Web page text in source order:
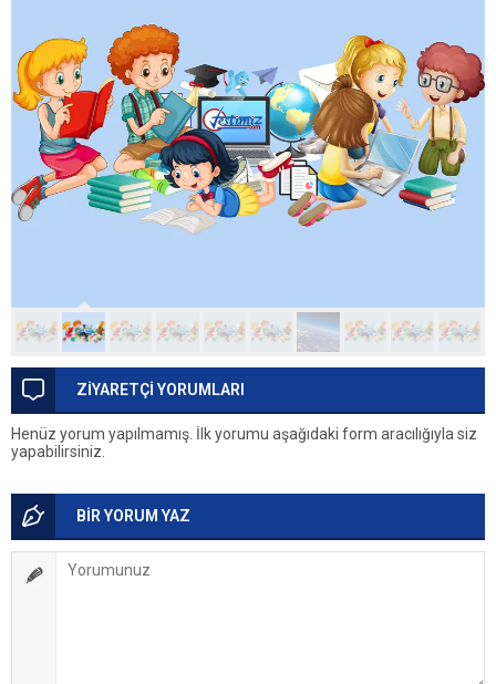
ZİYARETÇİ YORUMLARI
Henüz yorum yapılmamış. İlk yorumu aşağıdaki form aracılığıyla siz
yapabilirsiniz.
BİR YORUM YAZ